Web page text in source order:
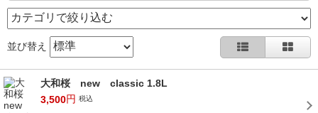
並び替え
大和桜 new classic 1.8L
3,500円 税込